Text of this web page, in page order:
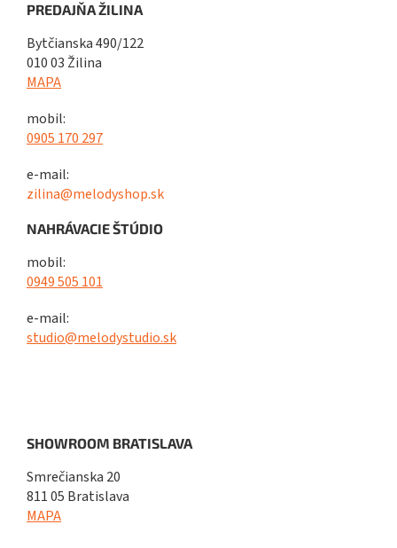
PREDAJŇA ŽILINA
Bytčianska 490/122
010 03 Žilina
MAPA
mobil:
0905 170 297
e-mail:
zilina@melodyshop.sk
NAHRÁVACIE ŠTÚDIO
mobil:
0949 505 101
e-mail:
studio@melodystudio.sk
SHOWROOM BRATISLAVA
Smrečianska 20
811 05 Bratislava
MAPA